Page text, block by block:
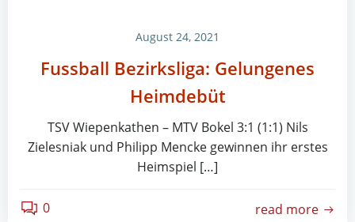
August 24, 2021
Fussball Bezirksliga: Gelungenes
Heimdebüt
TSV Wiepenkathen – MTV Bokel 3:1 (1:1) Nils
Zielesniak und Philipp Mencke gewinnen ihr erstes
Heimspiel […]
0 read more